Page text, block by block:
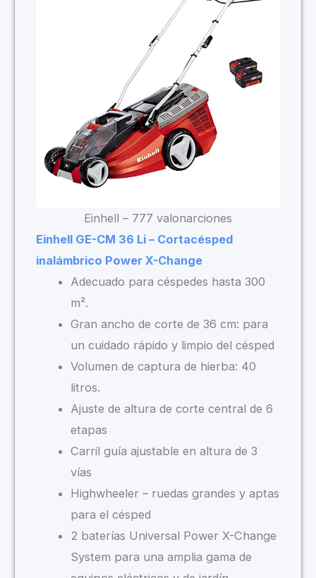
Einhell – 777 valonarciones
Einhell GE-CM 36 Li – Cortacésped
inalámbrico Power X-Change
Adecuado para céspedes hasta 300
m².
Gran ancho de corte de 36 cm: para
un cuidado rápido y limpio del césped
Volumen de captura de hierba: 40
litros.
Ajuste de altura de corte central de 6
etapas
Carril guía ajustable en altura de 3
vías
Highwheeler – ruedas grandes y aptas
para el césped
2 baterías Universal Power X-Change
System para una amplia gama de